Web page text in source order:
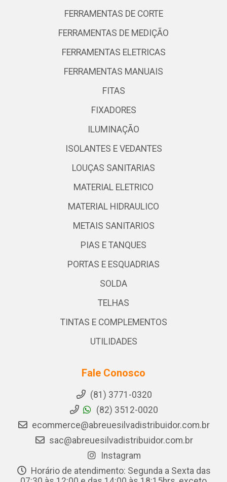
FERRAMENTAS DE CORTE
FERRAMENTAS DE MEDIÇÃO
FERRAMENTAS ELETRICAS
FERRAMENTAS MANUAIS
FITAS
FIXADORES
ILUMINAÇÃO
ISOLANTES E VEDANTES
LOUÇAS SANITARIAS
MATERIAL ELETRICO
MATERIAL HIDRAULICO
METAIS SANITARIOS
PIAS E TANQUES
PORTAS E ESQUADRIAS
SOLDA
TELHAS
TINTAS E COMPLEMENTOS
UTILIDADES
Fale Conosco
(81) 3771-0320
(82) 3512-0020
ecommerce@abreuesilvadistribuidor.com.br
sac@abreuesilvadistribuidor.com.br
Instagram
Horário de atendimento: Segunda a Sexta das